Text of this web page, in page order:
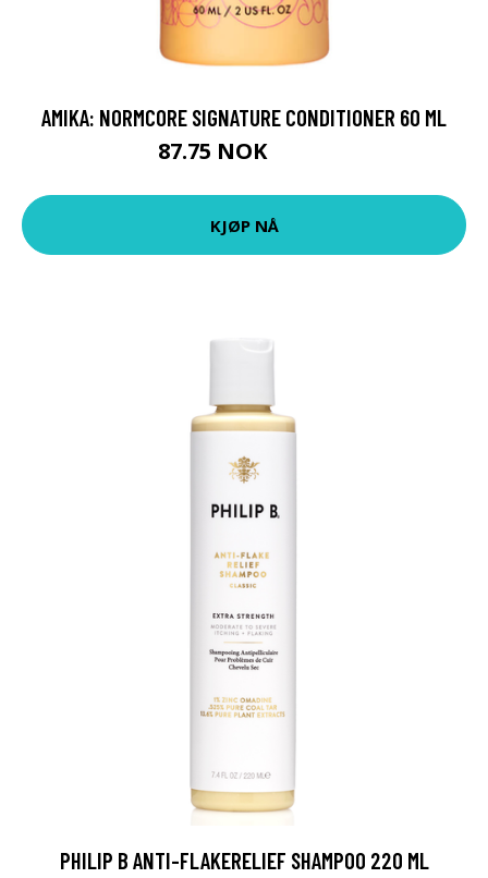
AMIKA: NORMCORE SIGNATURE CONDITIONER 60 ML
87.75 NOK
KJØP NÅ
PHILIP B ANTI-FLAKERELIEF SHAMPOO 220 ML